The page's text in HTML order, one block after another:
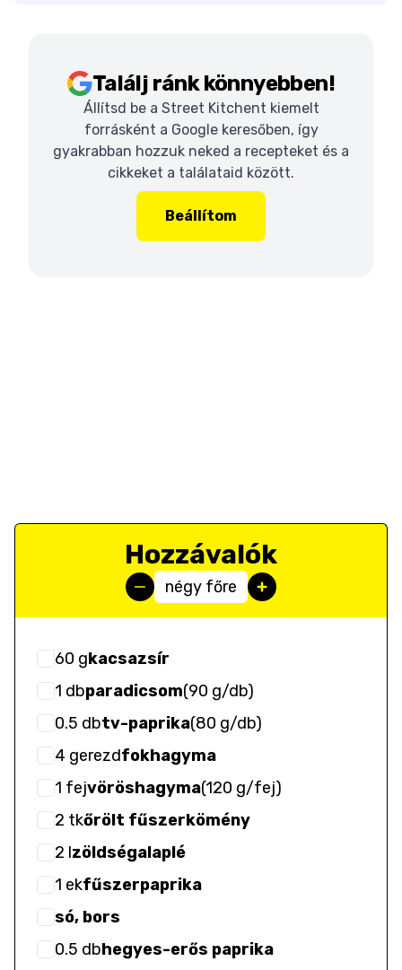
Találj ránk könnyebben!
Állítsd be a Street Kitchent kiemelt
forrásként a Google keresőben, így
gyakrabban hozzuk neked a recepteket és a
cikkeket a találataid között.
Beállítom
Hozzávalók
négy főre
60 gkacsazsír
1 dbparadicsom(90 g/db)
0.5 dbtv-paprika(80 g/db)
4 gerezdfokhagyma
1 fejvöröshagyma(120 g/fej)
2 tkőrölt fűszerkömény
2 lzöldségalaplé
1 ekfűszerpaprika
só, bors
0.5 dbhegyes-erős paprika